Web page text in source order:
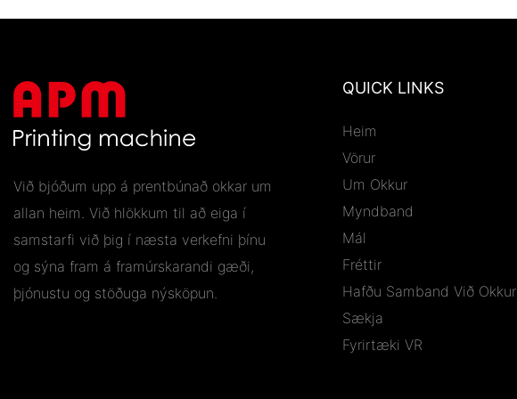
Við bjóðum upp á prentbúnað okkar um
allan heim. Við hlökkum til að eiga í
samstarfi við þig í næsta verkefni þínu
og sýna fram á framúrskarandi gæði,
þjónustu og stöðuga nýsköpun.
QUICK LINKS
Heim
Vörur
Um Okkur
Myndband
Mál
Fréttir
Hafðu Samband Við Okkur
Sækja
Fyrirtæki VR